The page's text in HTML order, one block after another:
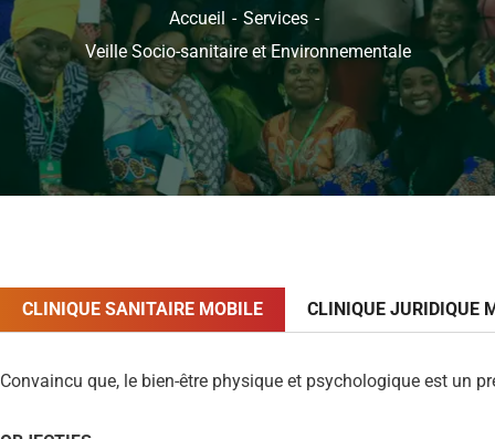
Accueil
Services
Veille Socio-sanitaire et Environnementale
CLINIQUE SANITAIRE MOBILE CLINIQUE JURIDIQUE
Convaincu que, le bien-être physique et psychologique est un